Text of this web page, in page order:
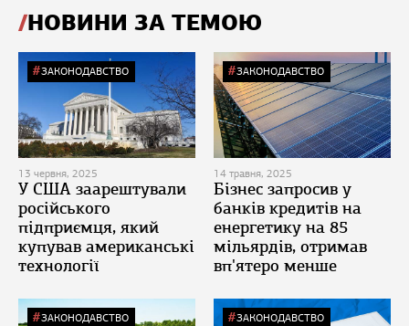
НОВИНИ ЗА ТЕМОЮ
ЗАКОНОДАВСТВО
13 червня, 2025
У США заарештували
російського
підприємця, який
купував американські
технології
ЗАКОНОДАВСТВО
14 травня, 2025
Бізнес запросив у
банків кредитів на
енергетику на 85
мільярдів, отримав
вп'ятеро менше
ЗАКОНОДАВСТВО ЗАКОНОДАВСТВО